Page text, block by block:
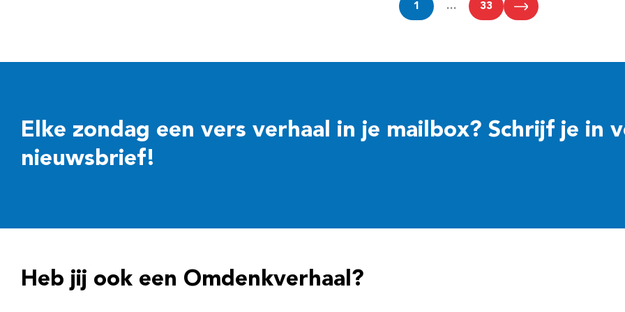
1 … 33
Elke zondag een vers verhaal in je mailbox? Schrijf je in
nieuwsbrief!
Heb jij ook een Omdenkverhaal?